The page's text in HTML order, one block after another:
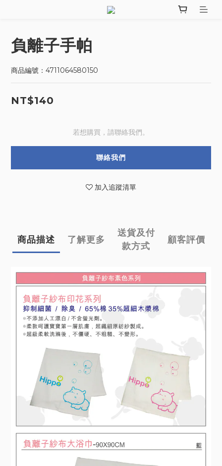
負離子手帕
商品編號：4711064580150
NT$140
若想購買，請聯絡我們。
聯絡我們
加入追蹤清單
商品描述 了解更多
送貨及付
款方式
顧客評價